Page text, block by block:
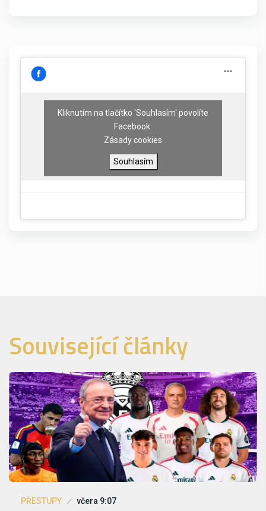
Kliknutím na tlačítko 'Souhlasím' povolíte
Facebook
Zásady cookies
Souhlasím
Související články
PŘESTUPY včera 9:07